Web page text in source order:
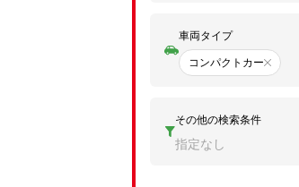
車両タイプ
コンパクトカー
その他の検索条件
指定なし